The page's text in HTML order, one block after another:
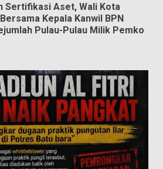
Sertifikasi Aset, Wali Kota
Kepala Kanwil BPN
Pulau-Pulau Milik Pemko